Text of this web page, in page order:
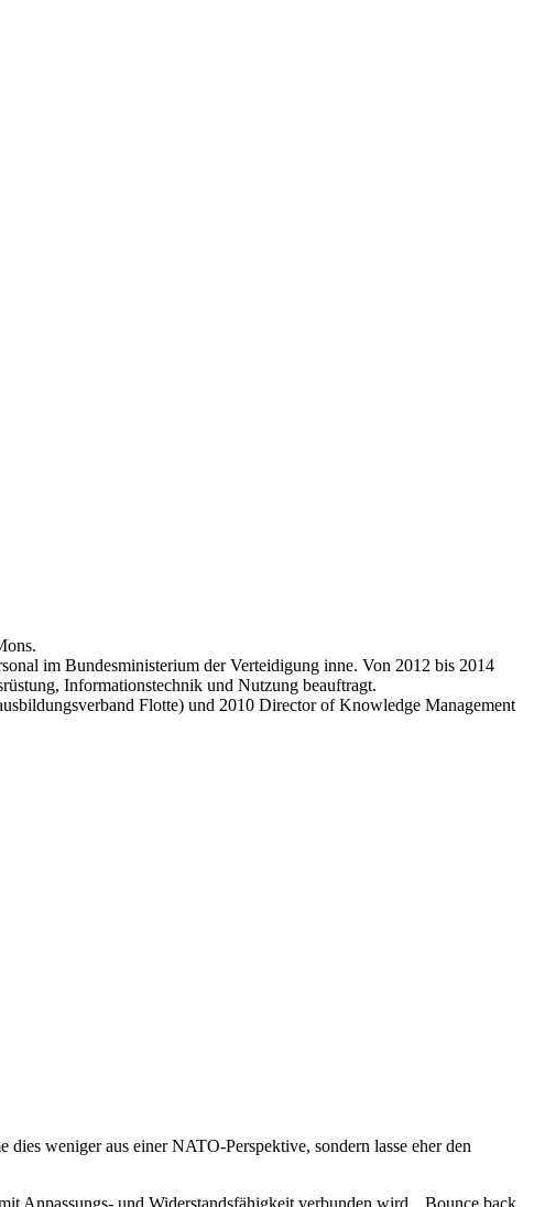
im Bundesministerium der Verteidigung inne. Von 2012 bis 2014
­Informationstechnik und Nutzung beauftragt.
Flotte) und 2010 Director of Knowledge Management
weniger aus einer NATO-Perspektive, sondern lasse eher den
Anpassungs- und Widerstandsfähigkeit verbunden wird. „Bounce back